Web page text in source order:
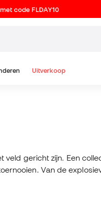
code FLDAY10
Uitverkoop
gericht zijn. Een
Van de